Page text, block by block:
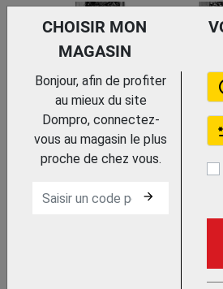
MANILLE
CHOISIR MON
MAGASIN
Bonjour, afin de profiter
au mieux du site
Dompro, connectez-
vous au magasin le plus
proche de chez vous.
arrow_forward